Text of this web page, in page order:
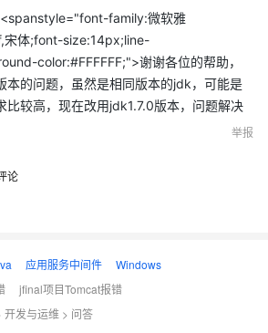
family:微软雅
宋体;font-size:14px;line-
color:#FFFFFF;">谢谢各位的帮助，
本的问题，虽然是相同版本的jdk，可能是
比较高，现在改用jdk1.7.0版本，问题解决
举报
论
应用服务中间件
Windows
jfinal项目Tomcat报错
开发与运维 > 问答